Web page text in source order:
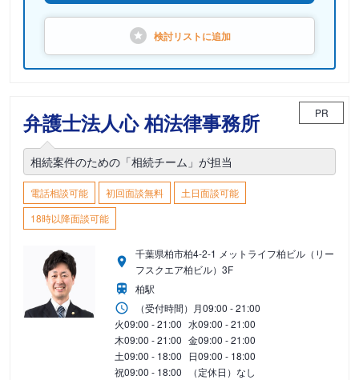
検討リストに追加
弁護士法人心 柏法律事務所 PR
相続案件のための「相続チーム」が担当
電話相談可能 初回面談無料
土日面談可能
18時以降面談可能
千葉県柏市柏4-2-1 メットライフ柏ビル（リー
フスクエア柏ビル）3F
柏駅
（受付時間） 月09:00 - 21:00
火09:00 - 21:00 水09:00 - 21:00
木09:00 - 21:00 金09:00 - 21:00
土09:00 - 18:00 日09:00 - 18:00
祝09:00 - 18:00 （定休日）なし